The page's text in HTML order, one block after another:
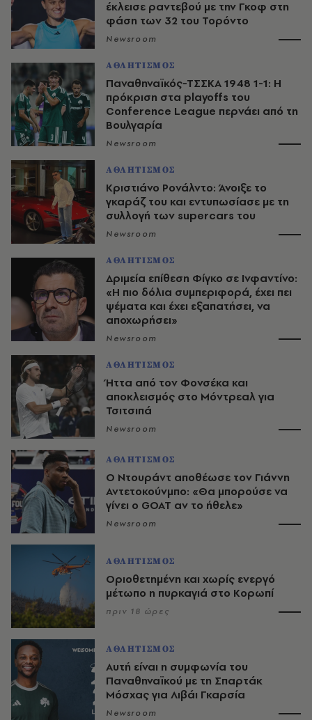
έκλεισε ραντεβού με την Γκοφ στη
φάση των 32 του Τορόντο
Newsroom
ΑΘΛΗΤΙΣΜΟΣ
Παναθηναϊκός-ΤΣΣΚΑ 1948 1-1: Η
πρόκριση στα playoffs του
Conference League περνάει από τη
Βουλγαρία
Newsroom
ΑΘΛΗΤΙΣΜΟΣ
Κριστιάνο Ρονάλντο: Άνοιξε το
γκαράζ του και εντυπωσίασε με τη
συλλογή των supercars του
Newsroom
ΑΘΛΗΤΙΣΜΟΣ
Δριμεία επίθεση Φίγκο σε Ινφαντίνο:
«Η πιο δόλια συμπεριφορά, έχει πει
ψέματα και έχει εξαπατήσει, να
αποχωρήσει»
Newsroom
ΑΘΛΗΤΙΣΜΟΣ
Ήττα από τον Φονσέκα και
αποκλεισμός στο Μόντρεαλ για
Τσιτσιπά
Newsroom
ΑΘΛΗΤΙΣΜΟΣ
Ο Ντουράντ αποθέωσε τον Γιάννη
Αντετοκούνμπο: «Θα μπορούσε να
γίνει ο GOAT αν το ήθελε»
Newsroom
ΑΘΛΗΤΙΣΜΟΣ
Οριοθετημένη και χωρίς ενεργό
μέτωπο η πυρκαγιά στο Κορωπί
πριν 18 ώρες
ΑΘΛΗΤΙΣΜΟΣ
Αυτή είναι η συμφωνία του
Παναθηναϊκού με τη Σπαρτάκ
Μόσχας για Λιβάι Γκαρσία
Newsroom